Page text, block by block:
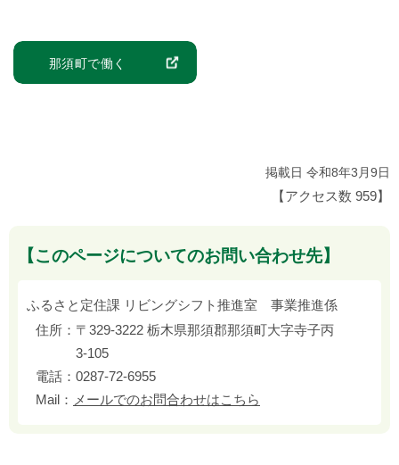
那須町で働く
掲載日 令和8年3月9日
【アクセス数 959】
【このページについてのお問い合わせ先】
ふるさと定住課 リビングシフト推進室 事業推進係
住所： 〒329-3222 栃木県那須郡那須町大字寺子丙
3-105
電話： 0287-72-6955
Mail： メールでのお問合わせはこちら